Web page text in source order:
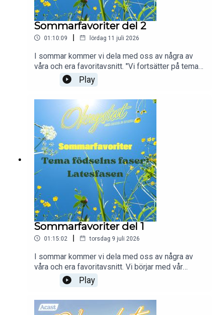
Sommarfavoriter del 2
01:10:09 | lördag 11 juli 2026
I sommar kommer vi dela med oss av några av
våra och era favoritavsnitt. "Vi fortsätter på temat
"förlossningens faser". Förra veckan pratade vi
om "latensfasen" (mognadsfasen) och i veckans
avsnittet går vi igenom det som brukar kallas
aktiv fas eller den DJUPA fasen som vi föredrar
att kalla den. Enjoy!"
Play
Sommarfavoriter del 1
01:15:02 | torsdag 9 juli 2026
I sommar kommer vi dela med oss av några av
våra och era favoritavsnitt. Vi börjar med vår
temaserie Födselns faser. Först ut, Latensfasen!
Play